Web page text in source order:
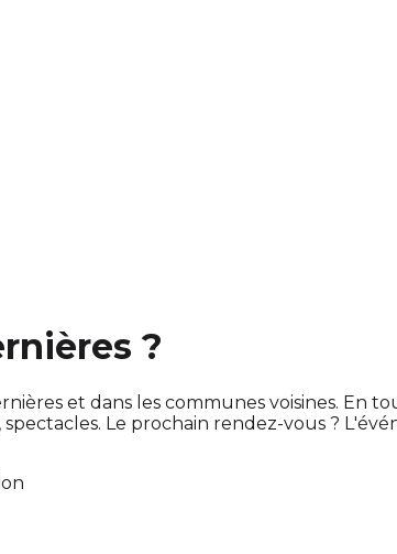
?
et dans les communes voisines. En
Le prochain rendez-vous ?